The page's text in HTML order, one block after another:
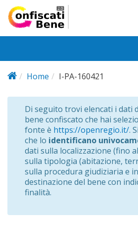
Salta al contenuto principale
Home
I-PA-160421
Di seguito trovi elencati i dati
bene confiscato che hai
fonte è https://openregio.it/.
che lo identificano
dati sulla localizzazione (fino
sulla tipologia (abitazione,
sulla procedura giudiziaria e
destinazione del bene con
finalità.